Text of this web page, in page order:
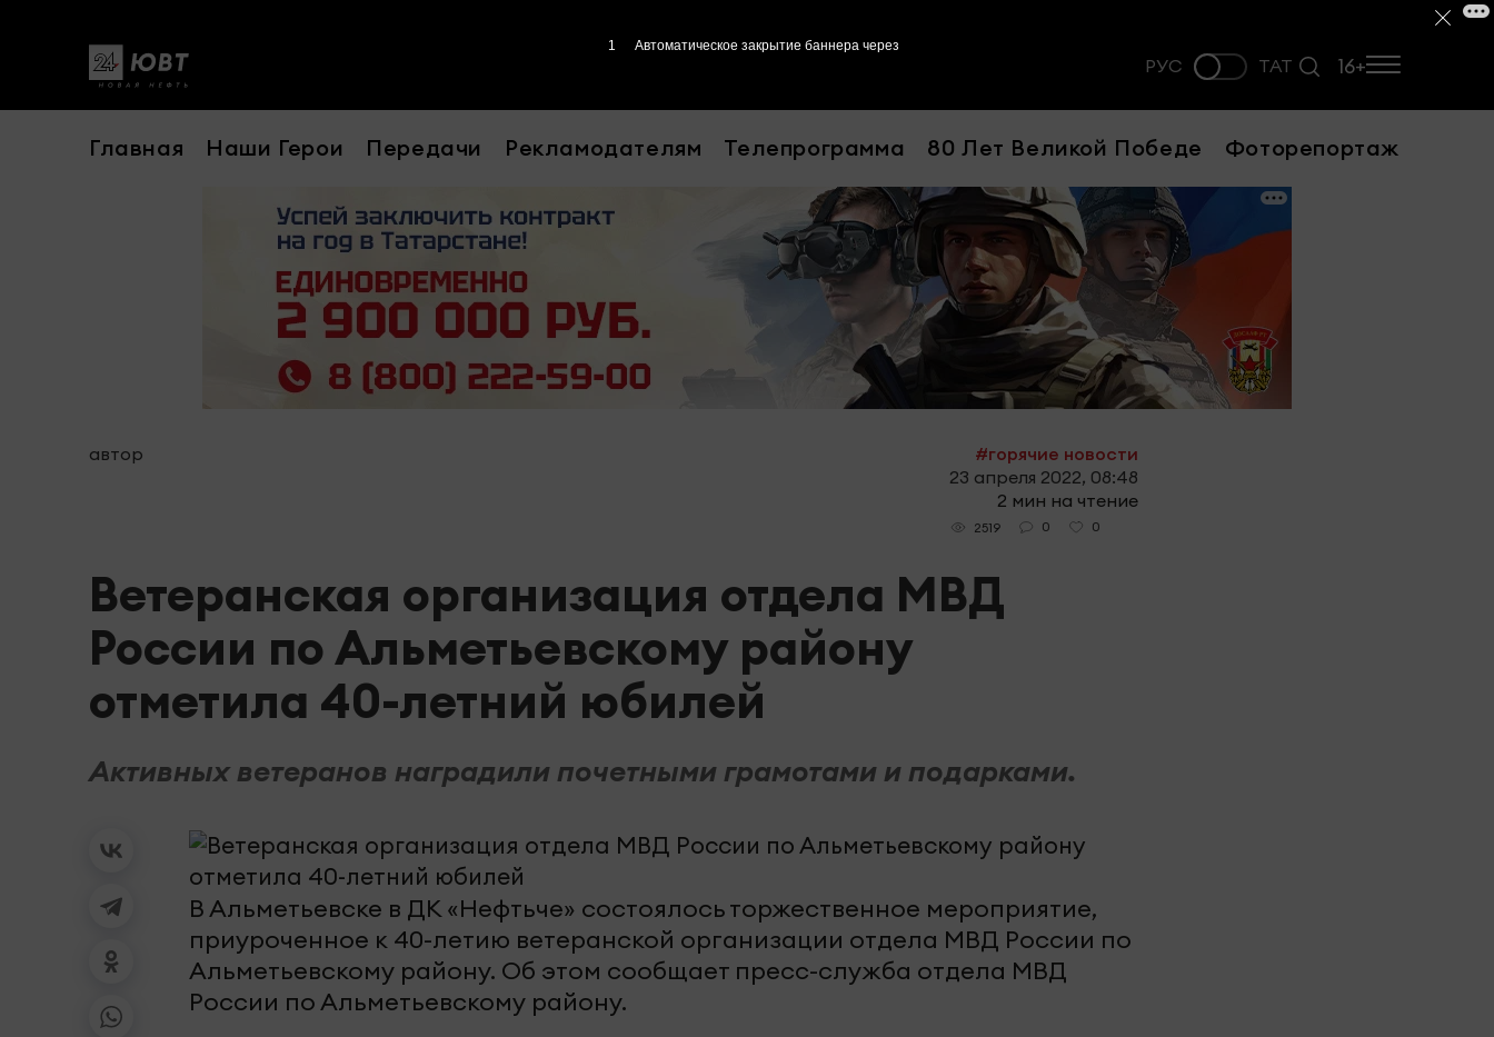
РУС ТАТ 16+
Главная Наши Герои Передачи Рекламодателям Телепрограмма 80 Лет Великой Победе Фоторепортаж
автор
#горячие новости
23 апреля 2022, 08:48
2 мин на чтение
2519 0 0
Ветеранская организация отдела МВД
России по Альметьевскому району
отметила 40-летний юбилей
Активных ветеранов наградили почетными грамотами и подарками.
В Альметьевске в ДК «Нефтьче» состоялось торжественное мероприятие,
приуроченное к 40-летию ветеранской организации отдела МВД России по
Альметьевскому району. Об этом сообщает пресс-служба отдела МВД
России по Альметьевскому району.